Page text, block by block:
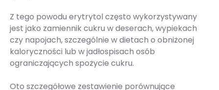
Z tego powodu erytrytol często wykorzystywany
jest jako zamiennik cukru w deserach, wypiekach
czy napojach, szczególnie w dietach o obniżonej
kaloryczności lub w jadłospisach osób
ograniczających spożycie cukru.
Oto szczegółowe zestawienie porównujące